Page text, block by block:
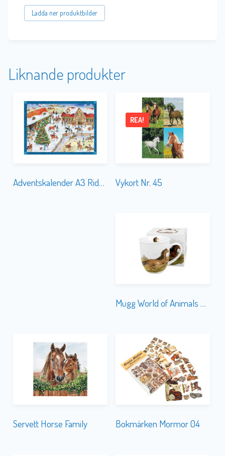
Ladda ner produktbilder
Liknande produkter
Adventskalender A3 Ridskola Vykort Nr. 45
REA!
Mugg World of Animals Horse Bay
Servett Horse Family Bokmärken Mormor 04